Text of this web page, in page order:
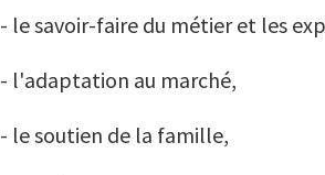
- le savoir-faire du métier et les
- l'adaptation au marché,
- le soutien de la famille,